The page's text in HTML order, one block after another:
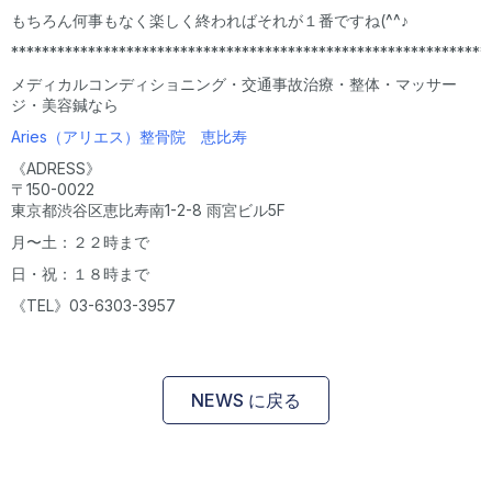
もちろん何事もなく楽しく終わればそれが１番ですね(^^♪
メディカルコンディショニング・交通事故治療・整体・マッサー
ジ・美容鍼なら
Aries（アリエス）整骨院 恵比寿
《ADRESS》
〒150-0022
東京都渋谷区恵比寿南1-2-8 雨宮ビル5F
月〜土：２２時まで
日・祝：１８時まで
《TEL》03-6303-3957
NEWS に戻る